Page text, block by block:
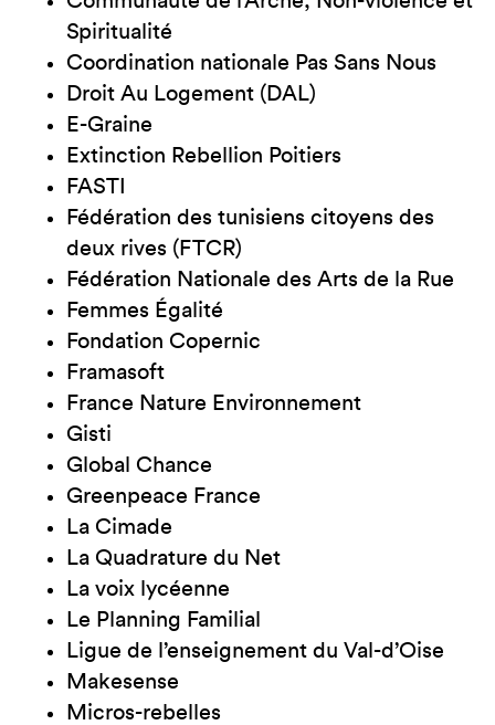
Spiritualité
Coordination nationale Pas Sans Nous
Droit Au Logement (DAL)
E-Graine
Extinction Rebellion Poitiers
FASTI
Fédération des tunisiens citoyens des
deux rives (FTCR)
Fédération Nationale des Arts de la Rue
Femmes Égalité
Fondation Copernic
Framasoft
France Nature Environnement
Gisti
Global Chance
Greenpeace France
La Cimade
La Quadrature du Net
La voix lycéenne
Le Planning Familial
Ligue de l’enseignement du Val-d’Oise
Makesense
Micros-rebelles